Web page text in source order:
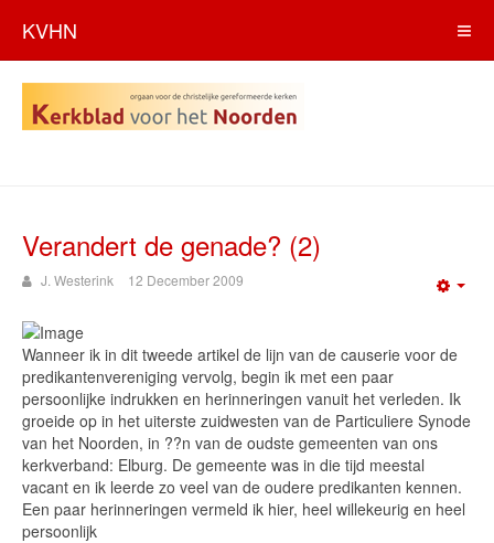
KVHN
Verandert de genade? (2)
J. Westerink 12 December 2009
Wanneer ik in dit tweede artikel de lijn van de causerie voor de
predikantenvereniging vervolg, begin ik met een paar
persoonlijke indrukken en herinneringen vanuit het verleden. Ik
groeide op in het uiterste zuidwesten van de Particuliere Synode
van het Noorden, in ??n van de oudste gemeenten van ons
kerkverband: Elburg. De gemeente was in die tijd meestal
vacant en ik leerde zo veel van de oudere predikanten kennen.
Een paar herinneringen vermeld ik hier, heel willekeurig en heel
persoonlijk